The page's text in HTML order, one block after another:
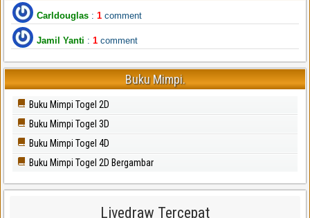
Carldouglas : 1 comment
Jamil Yanti : 1 comment
Buku Mimpi.
Buku Mimpi Togel 2D
Buku Mimpi Togel 3D
Buku Mimpi Togel 4D
Buku Mimpi Togel 2D Bergambar
Livedraw Tercepat